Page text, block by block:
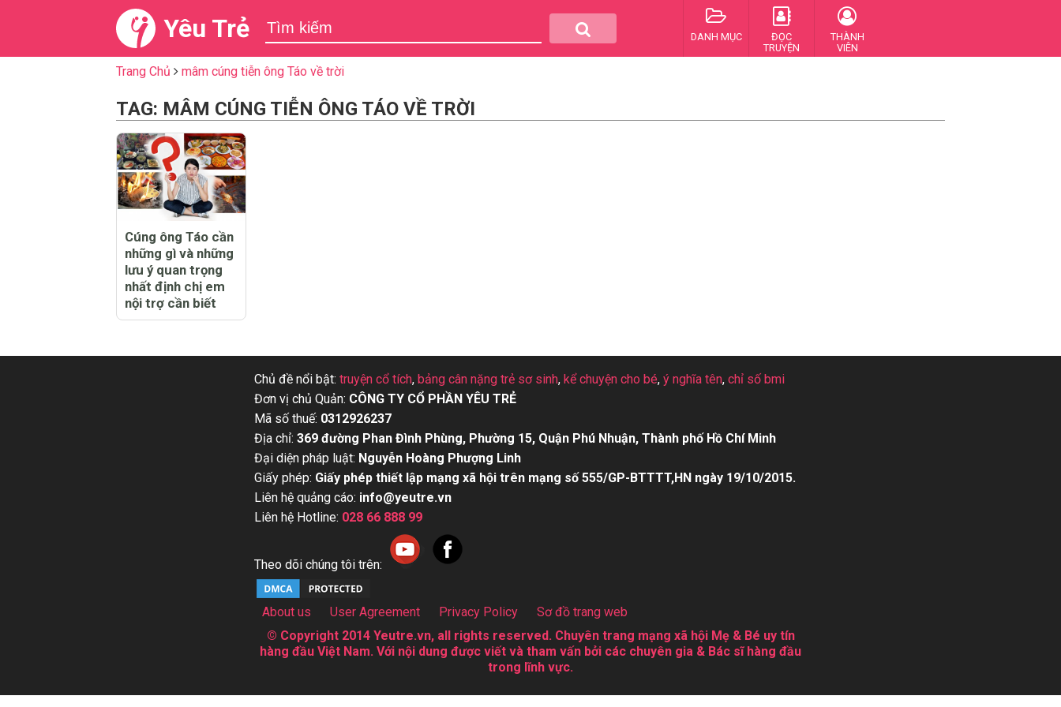
Yêu Trẻ DANH MỤC
ĐỌC
TRUYỆN
THÀNH
VIÊN
Trang Chủ mâm cúng tiễn ông Táo về trời
TAG: MÂM CÚNG TIỄN ÔNG TÁO VỀ TRỜI
Cúng ông Táo cần
những gì và những
lưu ý quan trọng
nhất định chị em
nội trợ cần biết
Chủ đề nổi bật: truyện cổ tích, bảng cân nặng trẻ sơ sinh, kể chuyện cho bé, ý nghĩa tên, chỉ số bmi
Đơn vị chủ Quản: CÔNG TY CỔ PHẦN YÊU TRẺ
Mã số thuế: 0312926237
Địa chỉ: 369 đường Phan Đình Phùng, Phường 15, Quận Phú Nhuận, Thành phố Hồ Chí Minh
Đại diện pháp luật: Nguyễn Hoàng Phượng Linh
Giấy phép: Giấy phép thiết lập mạng xã hội trên mạng số 555/GP-BTTTT,HN ngày 19/10/2015.
Liên hệ quảng cáo: info@yeutre.vn
Liên hệ Hotline: 028 66 888 99
Theo dõi chúng tôi trên:
About us User Agreement Privacy Policy
Sơ đồ trang web
© Copyright 2014 Yeutre.vn, all rights reserved. Chuyên trang mạng xã hội Mẹ & Bé uy tín
hàng đầu Việt Nam. Với nội dung được viết và tham vấn bởi các chuyên gia & Bác sĩ hàng đầu
trong lĩnh vực.